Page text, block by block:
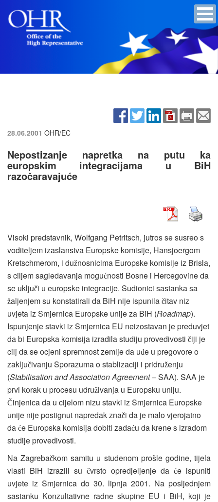
28.06.2001 OHR/EC
Nepostizanje napretka na putu ka
europskim integracijama u BiH
razočaravajuće
Visoki predstavnik, Wolfgang Petritsch, jutros se susreo s
voditeljem izaslanstva Europske komisije, Hansjoergom
Kretschmerom, i dužnosnicima Europske komisije iz Brisla,
s ciljem sagledavanja mogućnosti Bosne i Hercegovine da
se uključi u europske integracije. Sudionici sastanka sa
žaljenjem su konstatirali da BiH nije ispunila čitav niz
uvjeta iz Smjernica Europske unije za BiH (Roadmap).
Ispunjenje stavki iz Smjernica EU neizostavan je preduvjet
da bi Europska komisija izradila studiju provedivosti čiji je
cilj da se ocjeni spremnost zemlje da uđe u pregovore o
zaključivanju Sporazuma o stablizaciji i pridruženju
(Stabilisation and Association Agreement– SAA). SAA je
prvi korak u procesu udruživanja u Europsku uniju.
Činjenica da u cijelom nizu stavki iz Smjernica Europske
unije nije postignut napredak znači da je malo vjerojatno
da će Europska komisija dobiti zadaću da krene s izradom
studije provedivosti.
Na Zagrebačkom samitu u studenom prošle godine, tijela
vlasti BiH izrazili su čvrsto opredjeljenje da će ispuniti
uvjete iz Smjernica do 30. lipnja 2001. Na posljednjem
sastanku Konzultativne radne skupine EU i BiH, koji je